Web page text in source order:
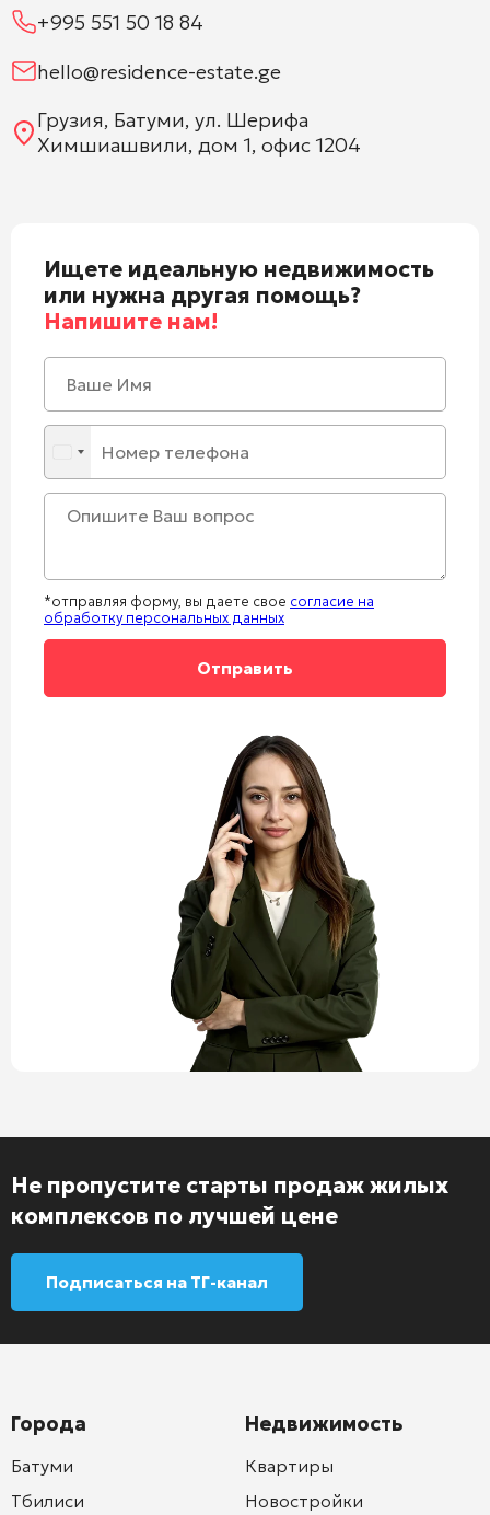
+995 551 50 18 84
hello@residence-estate.ge
Грузия, Батуми, ул. Шерифа
Химшиашвили, дом 1, офис 1204
Ищете идеальную недвижимость
или нужна другая помощь?
Напишите нам!
*отправляя форму, вы даете свое согласие на
обработку персональных данных
Не пропустите старты продаж жилых
комплексов по лучшей цене
Подписаться на ТГ-канал
Города
Батуми
Тбилиси
Недвижимость
Квартиры
Новостройки